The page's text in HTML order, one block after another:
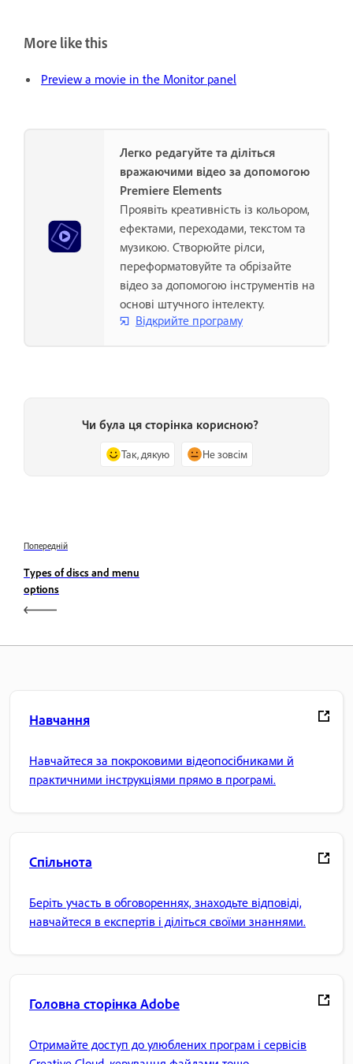
More like this
Preview a movie in the Monitor panel
Легко редагуйте та діліться
вражаючими відео за допомогою
Premiere Elements
Проявіть креативність із кольором,
ефектами, переходами, текстом та
музикою. Створюйте рілси,
переформатовуйте та обрізайте
відео за допомогою інструментів на
основі штучного інтелекту.
Відкрийте програму
Чи була ця сторінка корисною?
Так, дякую Не зовсім
Попередній
Types of discs and menu
options
Навчання
Навчайтеся за покроковими відеопосібниками й
практичними інструкціями прямо в програмі.
Спільнота
Беріть участь в обговореннях, знаходьте відповіді,
навчайтеся в експертів і діліться своїми знаннями.
Головна сторінка Adobe
Отримайте доступ до улюблених програм і сервісів